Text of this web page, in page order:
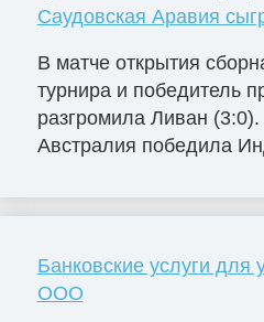
Саудовская Аравия
В матче открытия
турнира и победитель
разгромила Ливан (3:0).
Австралия победила
Банковские услуги для
ООО